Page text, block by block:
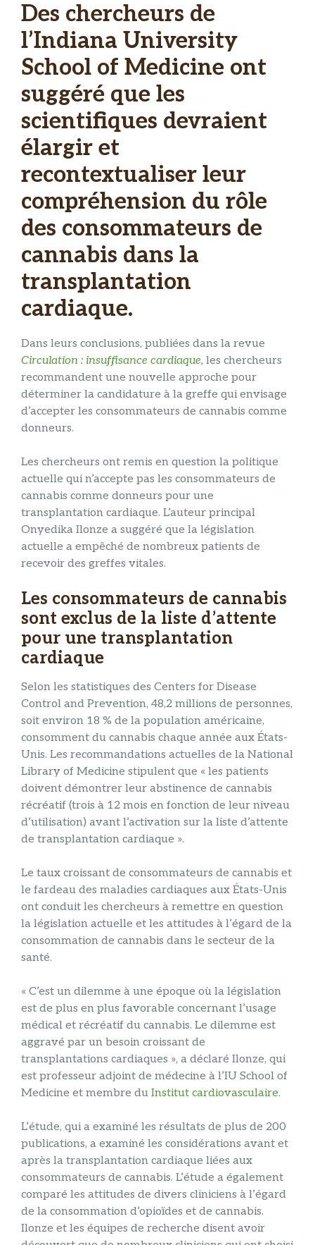
Des chercheurs de
l’Indiana University
School of Medicine ont
suggéré que les
scientifiques devraient
élargir et
recontextualiser leur
compréhension du rôle
des consommateurs de
cannabis dans la
transplantation
cardiaque.
Dans leurs conclusions, publiées dans la revue
Circulation : insuffisance cardiaque, les chercheurs
recommandent une nouvelle approche pour
déterminer la candidature à la greffe qui envisage
d’accepter les consommateurs de cannabis comme
donneurs.
Les chercheurs ont remis en question la politique
actuelle qui n’accepte pas les consommateurs de
cannabis comme donneurs pour une
transplantation cardiaque. L’auteur principal
Onyedika Ilonze a suggéré que la législation
actuelle a empêché de nombreux patients de
recevoir des greffes vitales.
Les consommateurs de cannabis
sont exclus de la liste d’attente
pour une transplantation
cardiaque
Selon les statistiques des Centers for Disease
Control and Prevention, 48,2 millions de personnes,
soit environ 18 % de la population américaine,
consomment du cannabis chaque année aux États-
Unis. Les recommandations actuelles de la National
Library of Medicine stipulent que « les patients
doivent démontrer leur abstinence de cannabis
récréatif (trois à 12 mois en fonction de leur niveau
d’utilisation) avant l’activation sur la liste d’attente
de transplantation cardiaque ».
Le taux croissant de consommateurs de cannabis et
le fardeau des maladies cardiaques aux États-Unis
ont conduit les chercheurs à remettre en question
la législation actuelle et les attitudes à l’égard de la
consommation de cannabis dans le secteur de la
santé.
« C’est un dilemme à une époque où la législation
est de plus en plus favorable concernant l’usage
médical et récréatif du cannabis. Le dilemme est
aggravé par un besoin croissant de
transplantations cardiaques », a déclaré Ilonze, qui
est professeur adjoint de médecine à l’IU School of
Medicine et membre du Institut cardiovasculaire.
L’étude, qui a examiné les résultats de plus de 200
publications, a examiné les considérations avant et
après la transplantation cardiaque liées aux
consommateurs de cannabis. L’étude a également
comparé les attitudes de divers cliniciens à l’égard
de la consommation d’opioïdes et de cannabis.
Ilonze et les équipes de recherche disent avoir